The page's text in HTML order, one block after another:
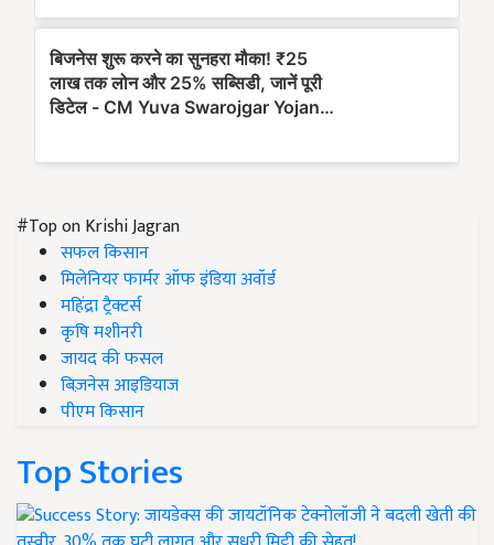
#Top on Krishi Jagran
सफल किसान
मिलेनियर फार्मर ऑफ इंडिया अवॉर्ड
महिंद्रा ट्रैक्टर्स
कृषि मशीनरी
जायद की फसल
बिज़नेस आइडियाज
पीएम किसान
Top Stories